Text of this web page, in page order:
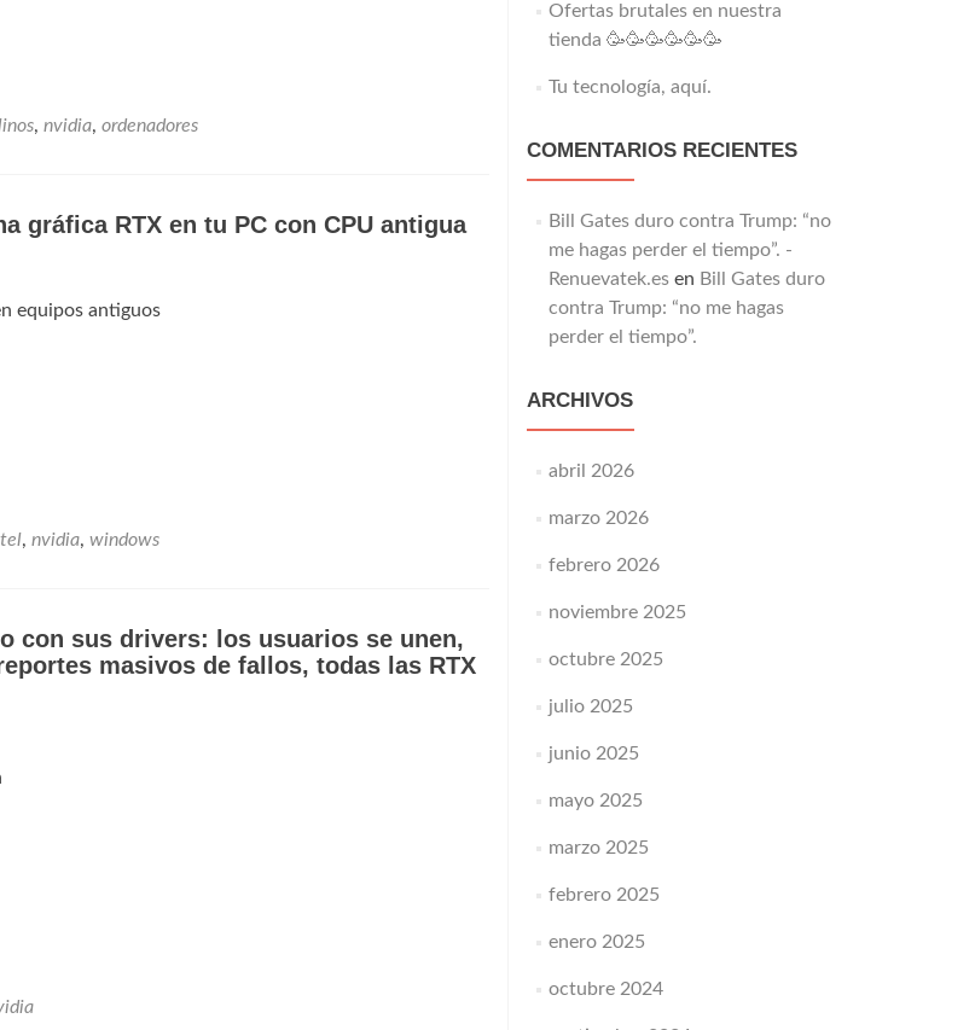
, nvidia, ordenadores
gráfica RTX en tu PC con CPU antigua
equipos antiguos
, nvidia, windows
con sus drivers: los usuarios se unen,
masivos de fallos, todas las RTX
Ofertas brutales en nuestra
tienda 🥳🥳🥳🥳🥳🥳
Tu tecnología, aquí.
COMENTARIOS RECIENTES
Bill Gates duro contra Trump: “no
me hagas perder el tiempo”. -
Renuevatek.esen Bill Gates duro
contra Trump: “no me hagas
perder el tiempo”.
ARCHIVOS
abril 2026
marzo 2026
febrero 2026
noviembre 2025
octubre 2025
julio 2025
junio 2025
mayo 2025
marzo 2025
febrero 2025
enero 2025
octubre 2024